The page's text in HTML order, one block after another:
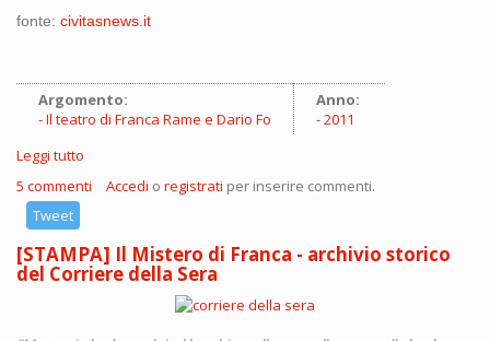
fonte: civitasnews.it
Argomento:
Il teatro di Franca Rame e Dario Fo
Anno:
2011
Leggi tutto
5 commenti Accedi o registrati per inserire commenti.
Tweet
[STAMPA] Il Mistero di Franca - archivio storico
del Corriere della Sera